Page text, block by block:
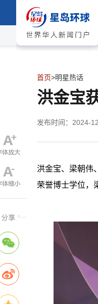
首页>明星热话
洪金宝
发布时间：2024-
洪金宝、梁朝伟
荣誉博士学位，